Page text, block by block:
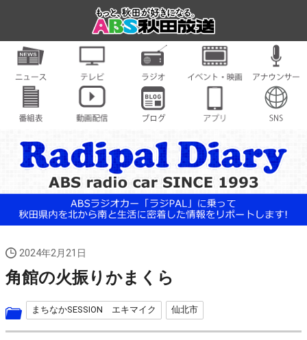
2024年2月21日
角館の火振りかまくら
まちなかSESSION エキマイク 仙北市